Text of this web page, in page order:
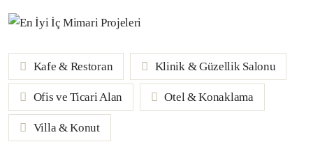
Kafe & Restoran Klinik & Güzellik Salonu
Ofis ve Ticari Alan Otel & Konaklama
Villa & Konut